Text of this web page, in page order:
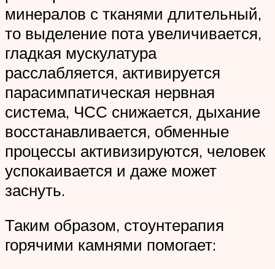
минералов с тканями длительный,
то выделение пота увеличивается,
гладкая мускулатура
расслабляется, активируется
парасимпатическая нервная
система, ЧСС снижается, дыхание
восстанавливается, обменные
процессы активизируются, человек
успокаивается и даже может
заснуть.
Таким образом, стоунтерапия
горячими камнями помогает: